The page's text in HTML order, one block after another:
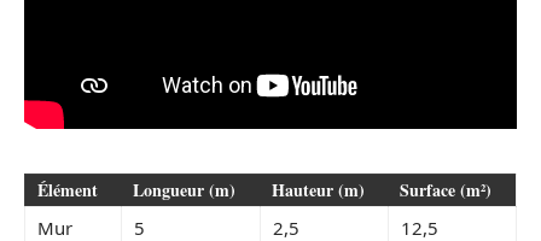
Élément Longueur (m) Hauteur (m) Surface (m²)
Mur 5 2,5
12,5